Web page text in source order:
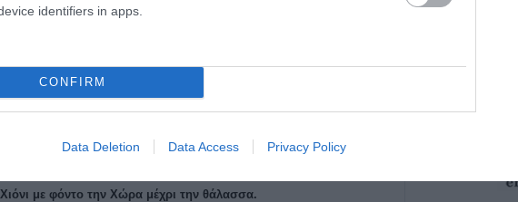
identifiers in apps.
CONFIRM
Data Deletion Data Access Privacy Policy
με φόντο την Χώρα μέχρι την θάλασσα.